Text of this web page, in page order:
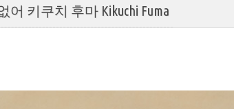
어 키쿠치 후마 Kikuchi Fuma